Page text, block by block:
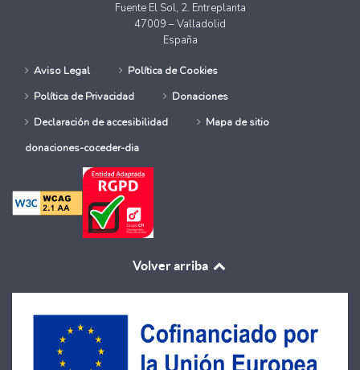
Fuente El Sol, 2. Entreplanta
47009 – Valladolid
España
Aviso Legal
Política de Cookies
Política de Privacidad
Donaciones
Declaración de accesibilidad
Mapa de sitio
donaciones-coceder-dia
Volver arriba